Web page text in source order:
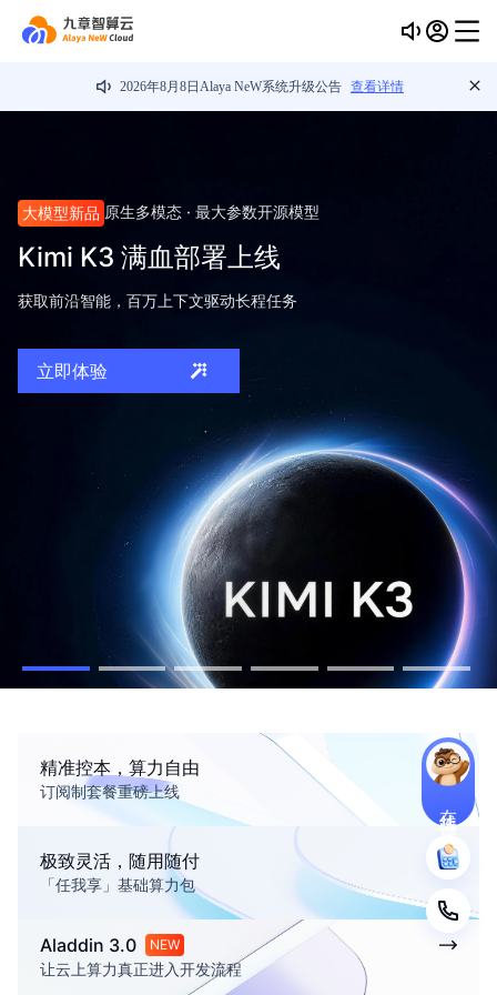
2026年8月8日Alaya NeW系统升级公告 查看详情
大模型新品 原生多模态 · 最大参数开源模型
Kimi K3 满血部署上线
获取前沿智能，百万上下文驱动长程任务
立即体验
立即体验
旗舰新品 更强推理 · 即买即用
GLM-5.2 旗舰上线
超长上下文承载项目级应用，任务一气呵成
立即体验
立即体验
开放 · 共创 · 共赢
智算生态开放计划
从技术赋能到商业变现，九章云极与伙伴共筑智能生产力
了解更多
了解更多
生产 · 交付 · 进化
AI 工厂
从算力生产到智能交付，定义智能工业化智算基础设施
了解更多
了解更多
NEW AI 场景专属订阅套餐，重新定义的 AI 编程。
瞬间开启 AI Coding
强力算力+主流模型+主流AI编程，让代码都有AI加持
立即体验
立即体验
性能更强悍，价格更灵活
您的下一朵云，为 AI 而生
基于以“度”为单位的普惠算力计量新标准，绘制您的 GPU 实际利用
立即咨询
精准控本，算力自由
订阅制套餐重磅上线
极致灵活，随用随付
「任我享」基础算力包
Aladdin 3.0 NEW
让云上算力真正进入开发流程